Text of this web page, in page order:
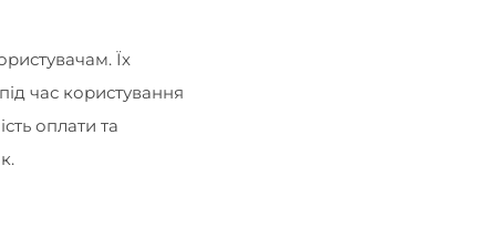
Їх
час користування
оплати та